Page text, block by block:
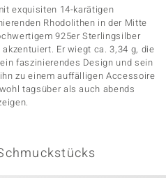
exquisiten 14-karätigen
Rhodolithen in der Mitte
925er Sterlingsilber
Er wiegt ca. 3,34 g, die
faszinierendes Design und sein
zu einem auffälligen Accessoire
tagsüber als auch abends